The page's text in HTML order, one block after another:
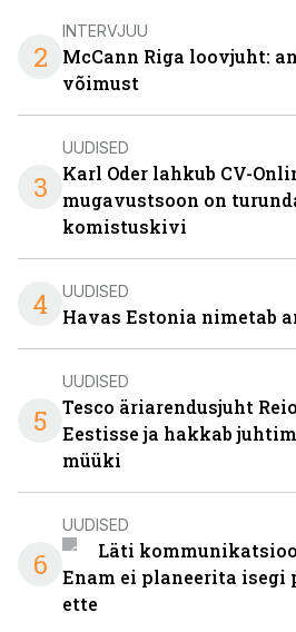
2
INTERVJUU
McCann Riga loovjuht:
võimust
3
UUDISED
Karl Oder lahkub CV-
mugavustsoon on
komistuskivi
4 UUDISED
Havas Estonia nimetab
5
UUDISED
Tesco äriarendusjuht
Eestisse ja hakkab
müüki
6
UUDISED
Läti
Enam ei planeerita isegi
ette